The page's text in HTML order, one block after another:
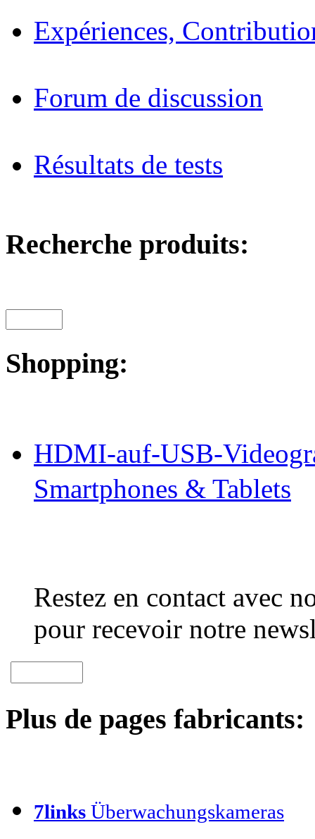
Expériences,
Forum de discussion
Résultats de tests
Recherche produits:
Shopping:
HDMI-auf-USB-
Smartphones & Tablets
Restez en contact avec
pour recevoir notre
Plus de pages fabricants:
7links Überwachungskameras